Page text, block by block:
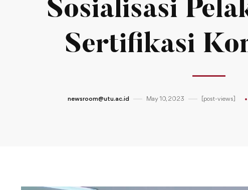
Sosialisasi
Sertifikasi
newsroom@utu.ac.id May 10, 2023 [post-views]